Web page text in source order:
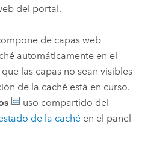
del portal.
de capas web
automáticamente en el
las capas no sean visibles
de la caché está en curso.
uso compartido del
de la cachéen el panel